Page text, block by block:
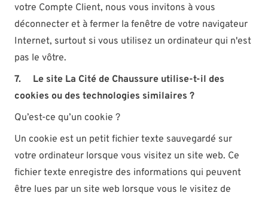
votre Compte Client, nous vous invitons à vous
déconnecter et à fermer la fenêtre de votre navigateur
Internet, surtout si vous utilisez un ordinateur qui n'est
pas le vôtre.
7. Le site La Cité de Chaussure utilise-t-il des
cookies ou des technologies similaires ?
Qu’est-ce qu’un cookie ?
Un cookie est un petit fichier texte sauvegardé sur
votre ordinateur lorsque vous visitez un site web. Ce
fichier texte enregistre des informations qui peuvent
être lues par un site web lorsque vous le visitez de